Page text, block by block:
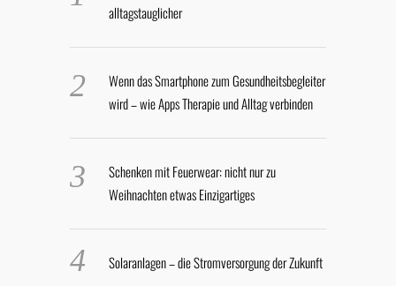
alltagstauglicher
Wenn das Smartphone zum Gesundheitsbegleiter
wird – wie Apps Therapie und Alltag verbinden
Schenken mit Feuerwear: nicht nur zu
Weihnachten etwas Einzigartiges
Solaranlagen – die Stromversorgung der Zukunft